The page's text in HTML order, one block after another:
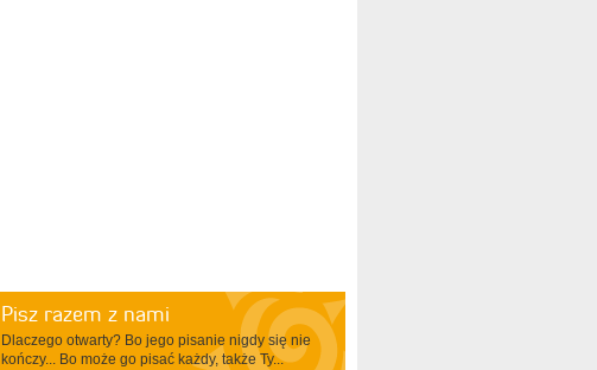
Pisz razem z nami
Dlaczego otwarty? Bo jego pisanie nigdy się nie
kończy... Bo może go pisać każdy, także Ty...